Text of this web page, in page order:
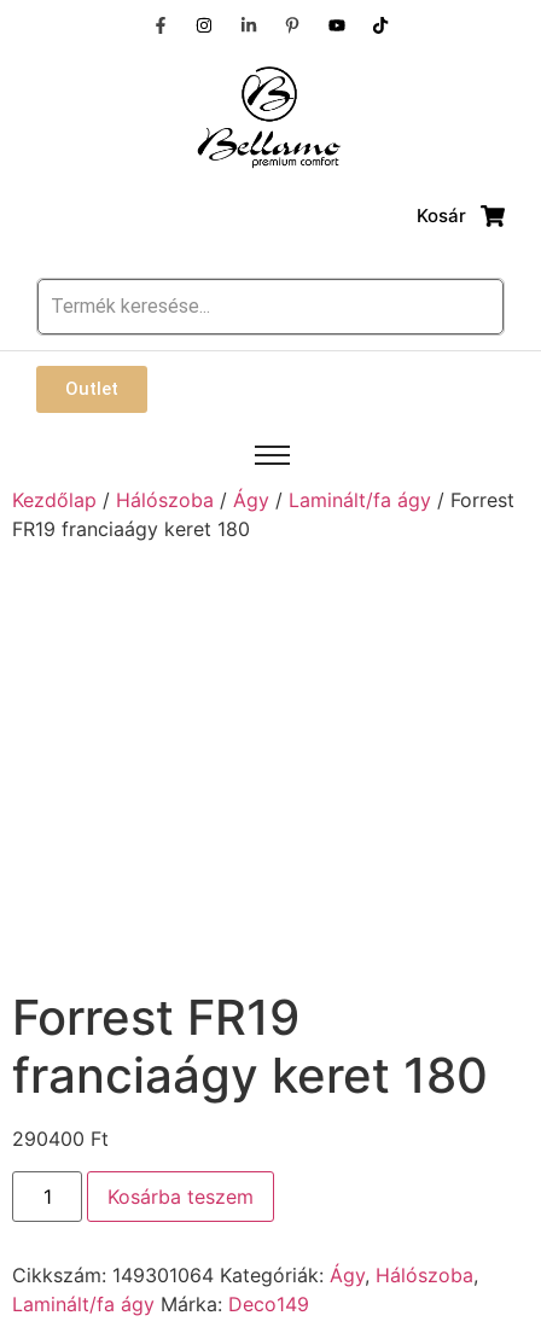
Kosár
Outlet
Kezdőlap / Hálószoba / Ágy / Laminált/fa ágy / Forrest
FR19 franciaágy keret 180
Forrest FR19
franciaágy keret 180
290400 Ft
Kosárba teszem
Cikkszám: 149301064 Kategóriák: Ágy, Hálószoba,
Laminált/fa ágy Márka: Deco149